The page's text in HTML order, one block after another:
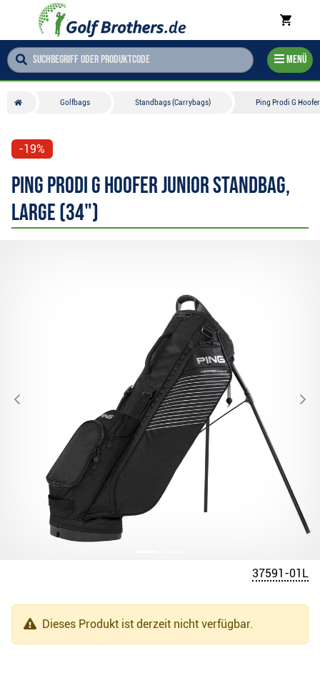
Menü
Golfbags Standbags (Carrybags) Ping Prodi G
-19%
Ping Prodi G Hoofer Junior Standbag,
LARGE (34")
37591-01L
Dieses Produkt ist derzeit nicht verfügbar.